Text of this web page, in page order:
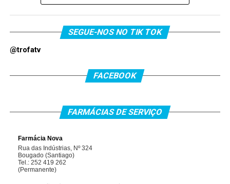
SEGUE-NOS NO TIK TOK
@trofatv
FACEBOOK
FARMÁCIAS DE SERVIÇO